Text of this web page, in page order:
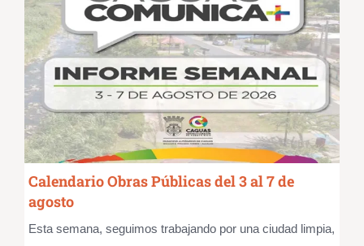
Calendario Obras Públicas del 3 al 7 de
agosto
Esta semana, seguimos trabajando por una ciudad limpia,